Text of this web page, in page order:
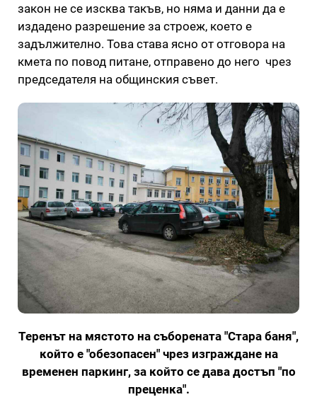
закон не се изсква такъв, но няма и данни да е
издадено разрешение за строеж, което е
задължително. Това става ясно от отговора на
кмета по повод питане, отправено до него чрез
председателя на общинския съвет.
Теренът на мястото на съборената "Стара баня",
който е "обезопасен" чрез изграждане на
временен паркинг, за който се дава достъп "по
преценка".